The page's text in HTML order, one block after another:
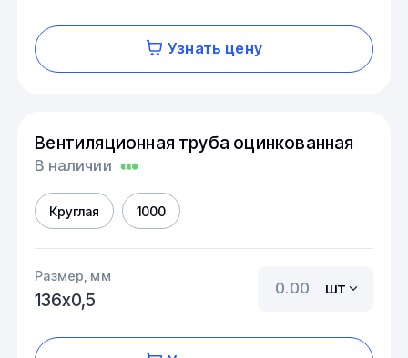
Узнать цену
Вентиляционная труба оцинкованная
В наличии
Круглая 1000
Размер, мм
136х0,5
шт